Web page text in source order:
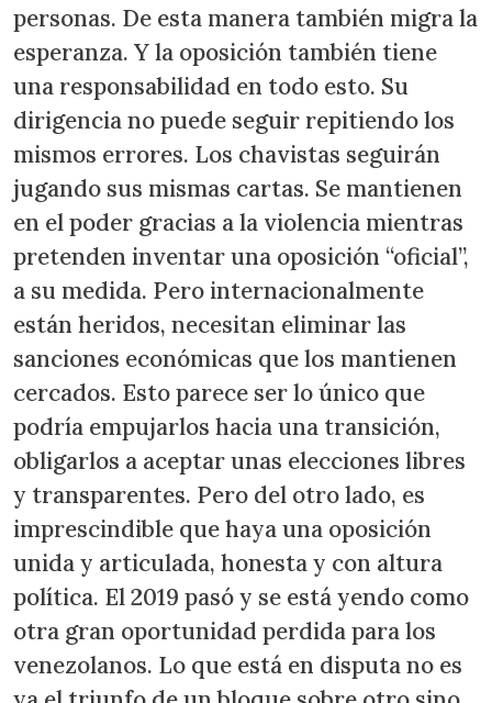
personas. De esta manera también migra la
esperanza. Y la oposición también tiene
una responsabilidad en todo esto. Su
dirigencia no puede seguir repitiendo los
mismos errores. Los chavistas seguirán
jugando sus mismas cartas. Se mantienen
en el poder gracias a la violencia mientras
pretenden inventar una oposición “oficial”,
a su medida. Pero internacionalmente
están heridos, necesitan eliminar las
sanciones económicas que los mantienen
cercados. Esto parece ser lo único que
podría empujarlos hacia una transición,
obligarlos a aceptar unas elecciones libres
y transparentes. Pero del otro lado, es
imprescindible que haya una oposición
unida y articulada, honesta y con altura
política. El 2019 pasó y se está yendo como
otra gran oportunidad perdida para los
venezolanos. Lo que está en disputa no es